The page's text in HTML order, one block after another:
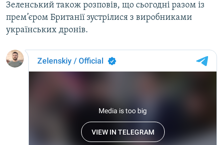
Зеленський також розповів, що сьогодні разом із
прем’єром Британії зустрілися з виробниками
українських дронів.